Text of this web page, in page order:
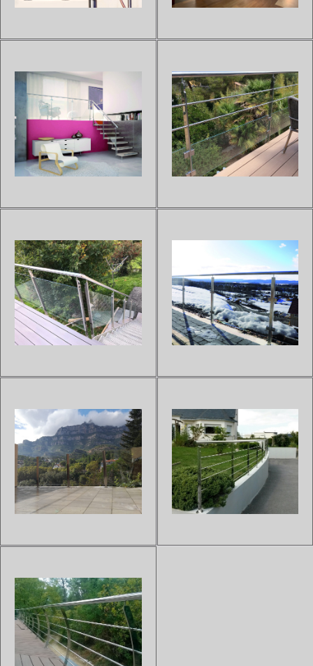
et gain de temps à
alunimium thermolaqué selon
contemporains. La structure est
SECURIT extra clair.Vous po...
GARDE-CORPS INOX
GAUDI
Le garde-corps GAUDI est un
garde-corps de haute qualité
possèdant un design
exclusif.Hors du commum, ce
aménagement
imaginer et/...
Sur devis
GARDE-CORPS VERRE
FEUILLETÉ VENITIEN
Grâce à sa structure en verre
feuilleté, le garde-corps
VENITIEN amènera un style
contemporain à votre terrasse,
modèles haut de gamme gr...
Sur devis
GARDE-CORPS VERRE VIEW
Grâce à ses panneaux en verre
trempé et stratifié, le garde-
corps VIEW donnera de la
lumière et de la visibilité à votre
composé de plus...
Sur devis
GARDE-CORPS INOX ET
VERRE - MODÈLE 301/302
Le garde-corps modèle 301,
entièrement composé de verre,
donnera à votre terrasse ou
balcon plus de clareté et de
soubassement en verre
Sur devis
GARDE-CORPS VERRE
MODÈLE 310/320
La structure en verre du modèle
310 garantit la sécurité tout en
donnant de l'esthétisme à votre
habitat. L'orinalité du modèle
hauteur.Découvrez to...
Sur devis
GARDE-CORPS INOX
ET/OU VERRE MODÈLE
40.301/312
Afin de profiter de toute la vue,
ce garde-corps design et épuré
est composé de panneaux en
verre et de poteaux en inox qui
modèles disponibles : le 40.301
Sur devis
GARDE-CORPS VERRE
MODÈLE 40.310/320
Pour sécuriser votre extérieur
avec élégance, cette gamme de
Sur devis